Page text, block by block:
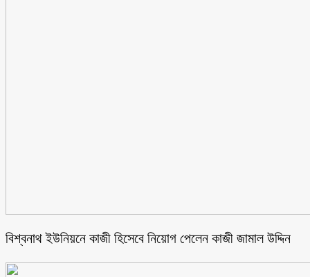
বিশ্বনাথ ইউনিয়নে কাজী হিসেবে নিয়োগ পেলেন কাজী জামাল উদ্দিন